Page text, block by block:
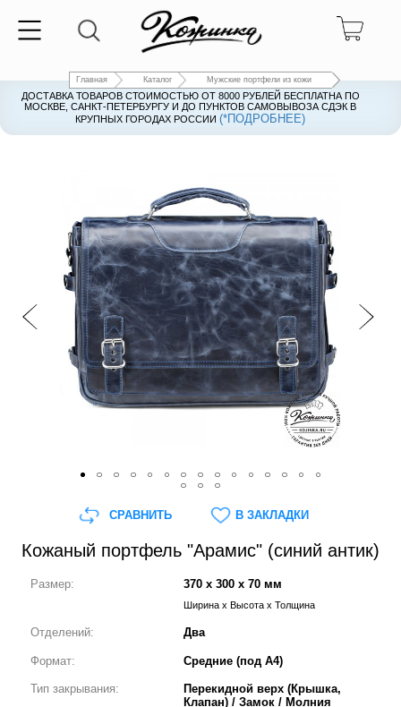
Главная Каталог Мужские портфели из кожи
ДОСТАВКА ТОВАРОВ СТОИМОСТЬЮ ОТ 8000 РУБЛЕЙ БЕСПЛАТНА ПО
МОСКВЕ, САНКТ-ПЕТЕРБУРГУ И ДО ПУНКТОВ САМОВЫВОЗА СДЭК В
КРУПНЫХ ГОРОДАХ РОССИИ(*ПОДРОБНЕЕ)
ДОСТАВКА ТОВАРОВ СТОИМОСТЬЮ ОТ 8000 РУБЛЕЙ БЕСПЛАТНА ПО
МОСКВЕ, САНКТ-ПЕТЕРБУРГУ И ДО ПУНКТОВ САМОВЫВОЗА СДЭК В
КРУПНЫХ ГОРОДАХ РОССИИ(*ПОДРОБНЕЕ)
Кожаный портфель "Арамис" (синий антик)
Размер: 370 x 300 x 70 мм
Ширина x Высота x Толщина
Отделений: Два
Формат: Средние (под А4)
Тип закрывания:
Перекидной верх (Крышка,
Клапан) / Замок / Молния
СРАВНИТЬ В ЗАКЛАДКИ